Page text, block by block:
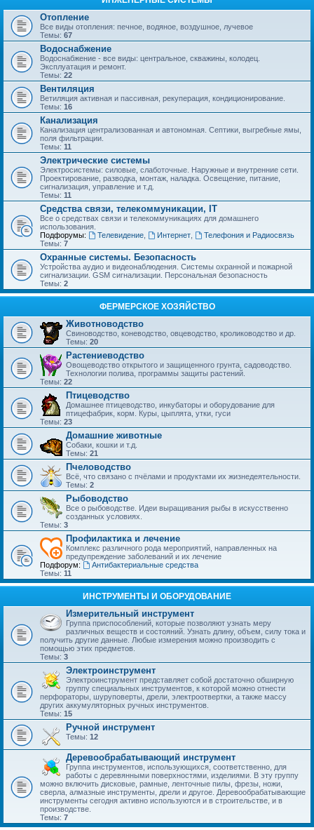
Отопление
Все виды отопления: печное, водяное, воздушное, лучевое
Темы: 67
Водоснабжение
Водоснабжение - все виды: центральное, скважины, колодец.
Эксплуатация и ремонт.
Темы: 22
Вентиляция
Ветиляция активная и пассивная, рекуперация, кондиционирование.
Темы: 16
Канализация
Канализация централизованная и автономная. Септики, выгребные ямы,
поля фильтрации.
Темы: 11
Электрические системы
Электросистемы: силовые, слаботочные. Наружные и внутренние сети.
Проектирование, разводка, монтаж, наладка. Освещение, питание,
сигнализация, управление и т.д.
Темы: 11
Средства связи, телекоммуникации, IT
Все о средствах связи и телекоммуникациях для домашнего
использования.
Подфорумы:
Телевидение, Интернет,
Телефония и Радиосвязь
Темы: 7
Охранные системы. Безопасность
Устройства аудио и видеонаблюдения. Системы охранной и пожарной
сигнализации. GSM сигнализации. Персональная безопасность
Темы: 2
ФЕРМЕРСКОЕ ХОЗЯЙСТВО
Животноводство
Свиноводство, коневодство, овцеводство, кролиководство и др.
Темы: 20
Растениеводство
Овощеводство открытого и защищенного грунта, садоводство.
Технологии полива, программы защиты растений.
Темы: 22
Птицеводство
Домашнее птицеводство, инкубаторы и оборудование для
птицефабрик, корм. Куры, цыплята, утки, гуси
Темы: 23
Домашние животные
Собаки, кошки и т.д.
Темы: 21
Пчеловодство
Всё, что связано с пчёлами и продуктами их жизнедеятельности.
Темы: 2
Рыбоводство
Все о рыбоводстве. Идеи выращивания рыбы в искусственно
созданных условиях.
Темы: 3
Профилактика и лечение
Комплекс различного рода мероприятий, направленных на
предупреждение заболеваний и их лечение
Подфорум:
Антибактериальные средства
Темы: 11
ИНСТРУМЕНТЫ И ОБОРУДОВАНИЕ
Измерительный инструмент
Группа приспособлений, которые позволяют узнать меру
различных веществ и состояний. Узнать длину, объем, силу тока и
получить другие данные. Любые измерения можно производить с
помощью этих предметов.
Темы: 3
Электроинструмент
Электроинструмент представляет собой достаточно обширную
группу специальных инструментов, к которой можно отнести
перфораторы, шуруповерты, дрели, электроотвертки, а также массу
других аккумуляторных ручных инструментов.
Темы: 15
Ручной инструмент
Темы: 12
Деревообрабатывающий инструмент
Группа инструментов, использующихся, соответственно, для
работы с деревянными поверхностями, изделиями. В эту группу
можно включить дисковые, рамные, ленточные пилы, фрезы, ножи,
сверла, алмазные инструменты, дрели и другое. Деревообрабатывающие
инструменты сегодня активно используются и в строительстве, и в
производстве.
Темы: 7